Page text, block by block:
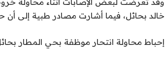
خالد بحائل، فيما أشارت مصادر طبية إلى أن
إحباط محاولة انتحار موظفة بحي المطار